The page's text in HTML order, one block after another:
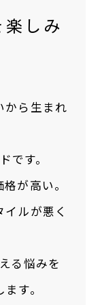
しみ
から生まれ
です。
が高い。
ルが悪く
る悩みを
す。